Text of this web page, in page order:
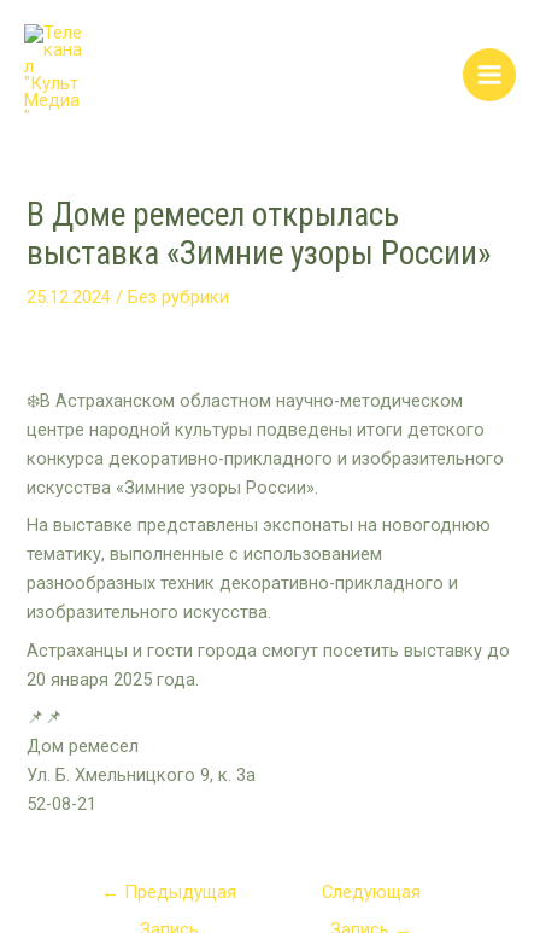
содержимому
В Доме ремесел открылась
выставка «Зимние узоры России»
25.12.2024/Без рубрики
❄️В Астраханском областном научно-методическом
центре народной культуры подведены итоги детского
конкурса декоративно-прикладного и изобразительного
искусства «Зимние узоры России».
На выставке представлены экспонаты на новогоднюю
тематику, выполненные с использованием
разнообразных техник декоративно-прикладного и
изобразительного искусства.
Астраханцы и гости города смогут посетить выставку до
20 января 2025 года.
📌📌
Дом ремесел
Ул. Б. Хмельницкого 9, к. 3а
52-08-21
navigation
← Предыдущая
Следующая